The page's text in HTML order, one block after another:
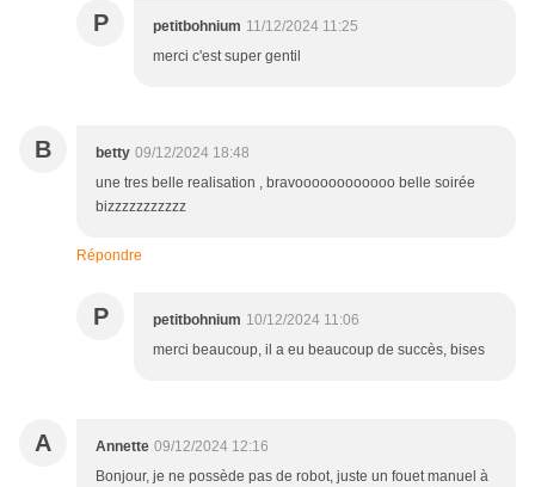
P petitbohnium 11/12/2024 11:25
merci c'est super gentil
B betty 09/12/2024 18:48
une tres belle realisation , bravoooooooooooo belle soirée
bizzzzzzzzzzz
Répondre
P petitbohnium 10/12/2024 11:06
merci beaucoup, il a eu beaucoup de succès, bises
A Annette 09/12/2024 12:16
Bonjour, je ne possède pas de robot, juste un fouet manuel à